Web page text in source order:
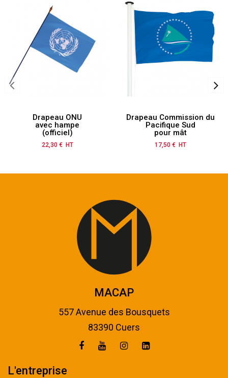
Drapeau ONU
avec hampe
(officiel)
Prix
22,30 € HT
Drapeau Commission du
Pacifique Sud
pour mât
Prix
17,50 € HT
MACAP
557 Avenue des Bousquets
83390 Cuers
L'entreprise